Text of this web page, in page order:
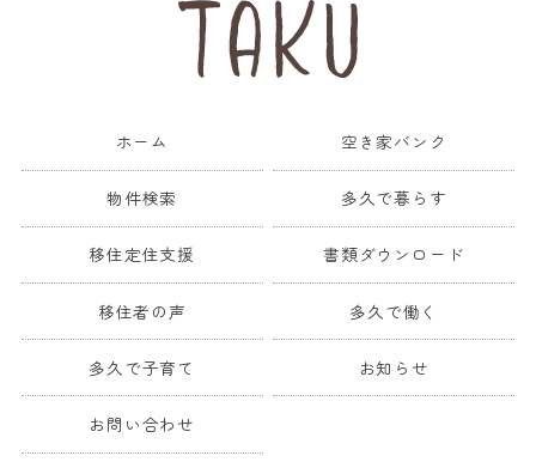
ホーム 空き家バンク
物件検索 多久で暮らす
移住定住支援 書類ダウンロード
移住者の声 多久で働く
多久で子育て お知らせ
お問い合わせ